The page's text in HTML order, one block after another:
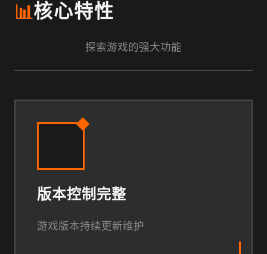
📊核心特性
探索游戏的强大功能
版本控制完整
游戏版本持续更新维护